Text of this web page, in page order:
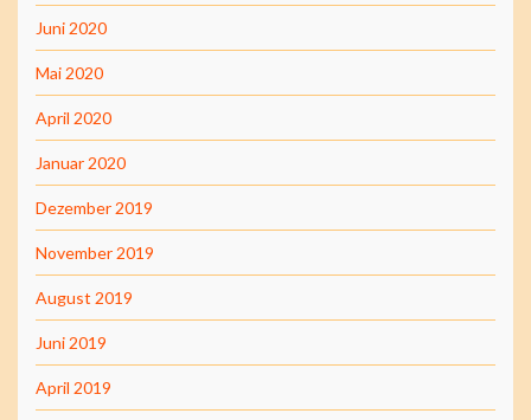
Juni 2020
Mai 2020
April 2020
Januar 2020
Dezember 2019
November 2019
August 2019
Juni 2019
April 2019